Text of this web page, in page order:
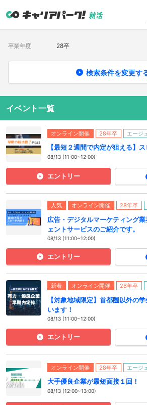
卒業年度 28卒
検索条件を変更す
イベント一覧
オンライン開催 28年卒 エージ
【最短２週間で内定が狙える】
08/13 (11:00~12:00)
エントリー
人気 オンライン開催 28年卒
広告・デジタルマーケティング
ェントサービスのご紹介です。
08/13 (11:00~12:00)
エントリー
新着 オンライン開催 28年卒
【対象地域限定】首都圏以外の
います！
08/13 (11:00~12:00)
エントリー
オンライン開催 28年卒 エージ
大手優良企業が最短面接１回！
08/13 (12:00~13:00)